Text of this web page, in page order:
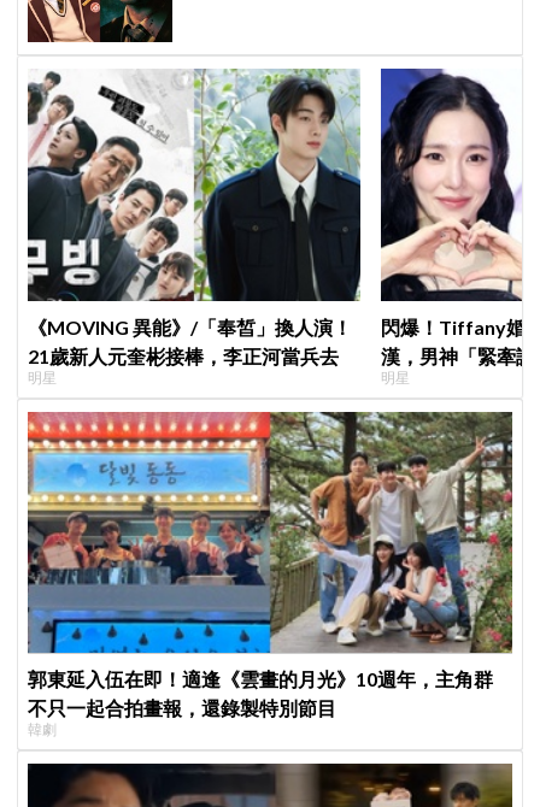
《MOVING 異能》/「奉皙」換人演！
21歲新人元奎彬接棒，李正河當兵去
明星
閃爆！Tiffany婚
漢，男神「緊牽
甜度超標
明星
郭東延入伍在即！適逢《雲畫的月光》10週年，主角群
不只一起合拍畫報，還錄製特別節目
韓劇